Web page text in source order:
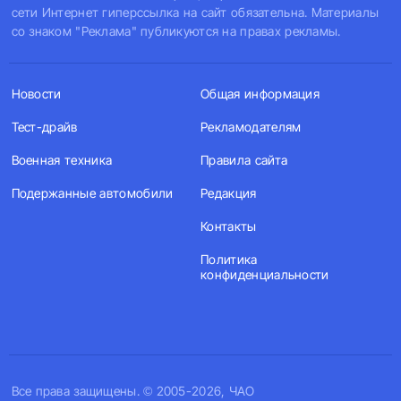
сети Интернет гиперссылка на сайт обязательна. Материалы
со знаком "Реклама" публикуются на правах рекламы.
Все права защищены. © 2005-2026, ЧАО
Новости
Тест-драйв
Военная техника
Подержанные автомобили
Общая информация
Рекламодателям
Правила сайта
Редакция
Контакты
Политика
конфиденциальности